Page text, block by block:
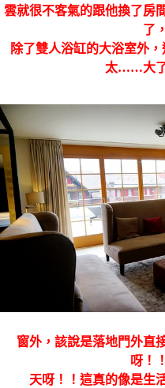
雲就很不客氣的跟他換了房
了，
除了雙人浴缸的大浴室外
太……大了
窗外，該說是落地門外直
呀！
天呀！！這真的像是